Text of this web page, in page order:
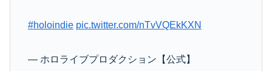
#holoindie pic.twitter.com/nTvVQEkKXN
— ホロライブプロダクション【公式】